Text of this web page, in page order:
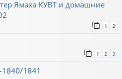
Ямаха КУВТ и домашние
1 2
1 2 3
1840/1841